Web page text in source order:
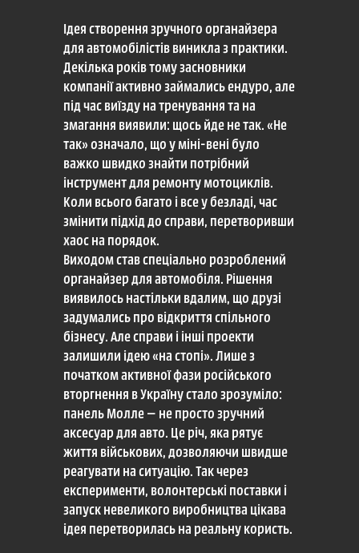
Ідея створення зручного органайзера
для автомобілістів виникла з практики.
Декілька років тому засновники
компанії активно займались ендуро, але
під час виїзду на тренування та на
змагання виявили: щось йде не так. «Не
так» означало, що у міні-вені було
важко швидко знайти потрібний
інструмент для ремонту мотоциклів.
Коли всього багато і все у безладі, час
змінити підхід до справи, перетворивши
хаос на порядок.
Виходом став спеціально розроблений
органайзер для автомобіля. Рішення
виявилось настільки вдалим, що друзі
задумались про відкриття спільного
бізнесу. Але справи і інші проекти
залишили ідею «на стопі». Лише з
початком активної фази російського
вторгнення в Україну стало зрозуміло:
панель Молле — не просто зручний
аксесуар для авто. Це річ, яка рятує
життя військових, дозволяючи швидше
реагувати на ситуацію. Так через
експерименти, волонтерські поставки і
запуск невеликого виробництва цікава
ідея перетворилась на реальну користь.